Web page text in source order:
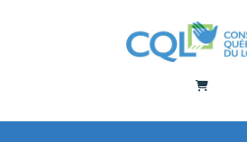
Panier